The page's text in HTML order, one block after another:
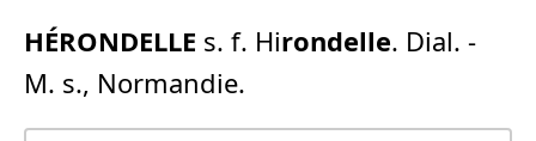
HÉRONDELLE s. f. Hirondelle. Dial. -
M. s., Normandie.